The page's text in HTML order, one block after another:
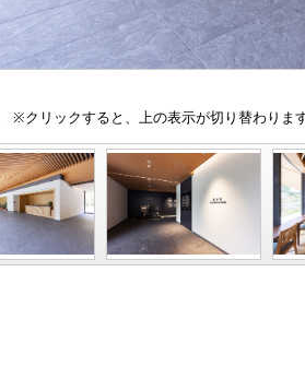
※クリックすると、上の表示が切り替わりま